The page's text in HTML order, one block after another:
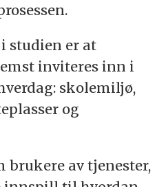
studien er at
inviteres inn i
skolemiljø,
og
brukere av tjenester,